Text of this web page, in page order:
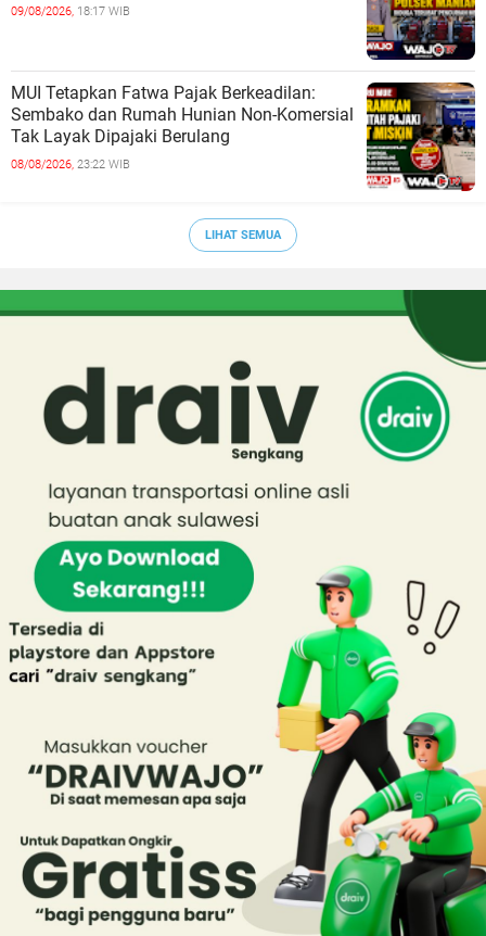
09/08/2026, 18:17 WIB
MUI Tetapkan Fatwa Pajak Berkeadilan:
Sembako dan Rumah Hunian Non-Komersial
Tak Layak Dipajaki Berulang
08/08/2026, 23:22 WIB
LIHAT SEMUA